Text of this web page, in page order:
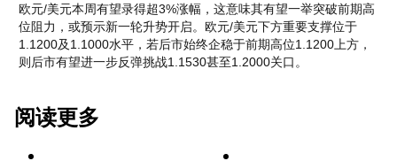
欧元/美元本周有望录得超3%涨幅，这意味其有望一举突破前期高
位阻力，或预示新一轮升势开启。欧元/美元下方重要支撑位于
1.1200及1.1000水平，若后市始终企稳于前期高位1.1200上方，
则后市有望进一步反弹挑战1.1530甚至1.2000关口。
阅读更多